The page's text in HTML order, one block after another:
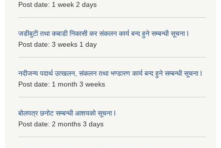
Post date: 1 week 2 days
जडीबुटी तथा कबाडी निकासी कर संकलन कार्य बन्द हुने सम्बन्धी सूचना l
Post date: 3 weeks 1 day
नदीजन्य पदार्थ उत्खलन, संकलन तथा भण्डारण कार्य बन्द हुने सम्बन्धी सूचना l
Post date: 1 month 3 weeks
बोलपत्र छनोट सम्बन्धी आशयको सूचना l
Post date: 2 months 3 days